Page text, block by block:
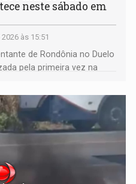
neste sábado em
às 15:51
de Rondônia no Duelo
pela primeira vez na